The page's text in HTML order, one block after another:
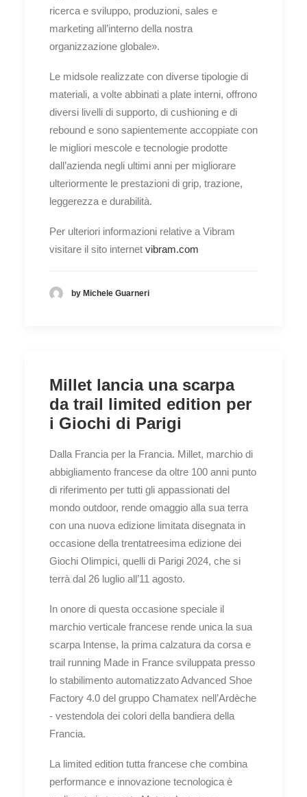
ricerca e sviluppo, produzioni, sales e
marketing all’interno della nostra
organizzazione globale».
Le midsole realizzate con diverse tipologie di
materiali, a volte abbinati a plate interni, offrono
diversi livelli di supporto, di cushioning e di
rebound e sono sapientemente accoppiate con
le migliori mescole e tecnologie prodotte
dall’azienda negli ultimi anni per migliorare
ulteriormente le prestazioni di grip, trazione,
leggerezza e durabilità.
Per ulteriori informazioni relative a Vibram
visitare il sito internet vibram.com
by Michele Guarneri
Millet lancia una scarpa
da trail limited edition per
i Giochi di Parigi
Dalla Francia per la Francia. Millet, marchio di
abbigliamento francese da oltre 100 anni punto
di riferimento per tutti gli appassionati del
mondo outdoor, rende omaggio alla sua terra
con una nuova edizione limitata disegnata in
occasione della trentatreesima edizione dei
Giochi Olimpici, quelli di Parigi 2024, che si
terrà dal 26 luglio all’11 agosto.
In onore di questa occasione speciale il
marchio verticale francese rende unica la sua
scarpa Intense, la prima calzatura da corsa e
trail running Made in France sviluppata presso
lo stabilimento automatizzato Advanced Shoe
Factory 4.0 del gruppo Chamatex nell’Ardèche
- vestendola dei colori della bandiera della
Francia.
La limited edition tutta francese che combina
performance e innovazione tecnologica è